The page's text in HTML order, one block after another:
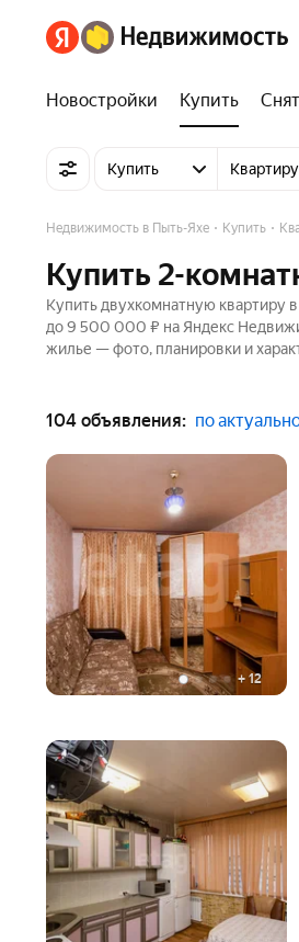
Новостройки Купить
Купить Квартиру
Недвижимость в Пыть-Яхе Купить
Купить 2-
Купить двухкомнатную квартиру
до 9 500 000 ₽ на Яндекс
жилье — фото, планировки и
104 объявления: по
+ 12